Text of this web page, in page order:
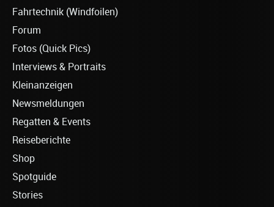
Fahrtechnik (Windfoilen)
Forum
Fotos (Quick Pics)
Interviews & Portraits
Kleinanzeigen
Newsmeldungen
Regatten & Events
Reiseberichte
Shop
Spotguide
Stories